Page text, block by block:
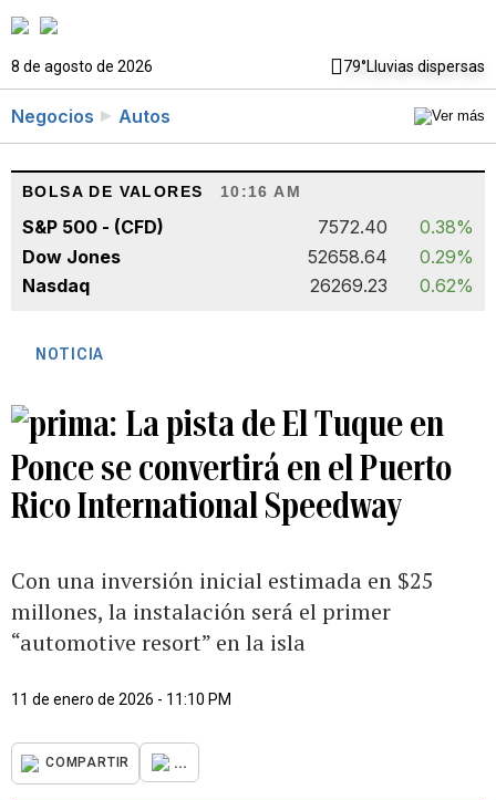
8 de agosto de 2026 79°Lluvias dispersas
Negocios Autos
BOLSA DE VALORES 10:16 AM
S&P 500 - (CFD) 7572.40
0.38%
Dow Jones
52658.64
0.29%
Nasdaq
26269.23 0.62%
NOTICIA
La pista de El Tuque en
Ponce se convertirá en el Puerto
Rico International Speedway
Con una inversión inicial estimada en $25
millones, la instalación será el primer
“automotive resort” en la isla
11 de enero de 2026 - 11:10 PM
COMPARTIR ...